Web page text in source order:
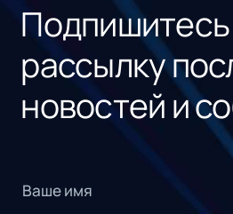
рассылку
новостей и